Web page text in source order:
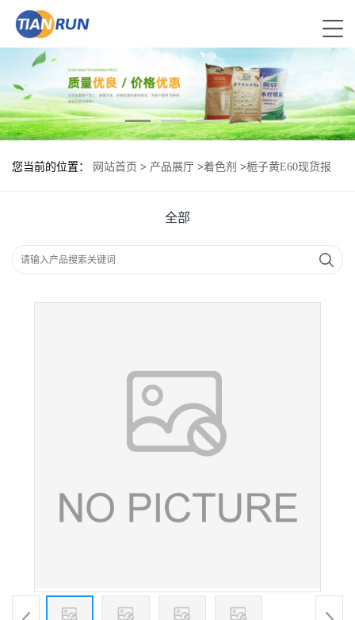
您当前的位置： 网站首页 > 产品展厅 >着色剂 >栀子黄E60现货报
全部